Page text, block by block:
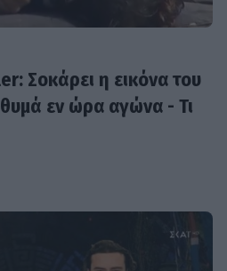
Σοκάρει η εικόνα του
εν ώρα αγώνα - Τι